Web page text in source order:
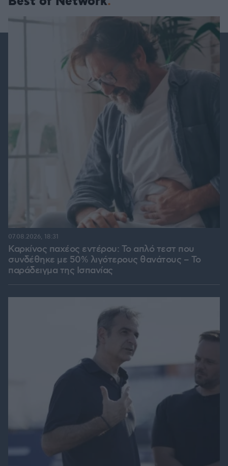
Καρκίνος παχέος εντέρου: Το απλό τεστ που
συνδέθηκε με 50% λιγότερους θανάτους – Το
παράδειγμα της Ισπανίας
07.08.2026, 18:31